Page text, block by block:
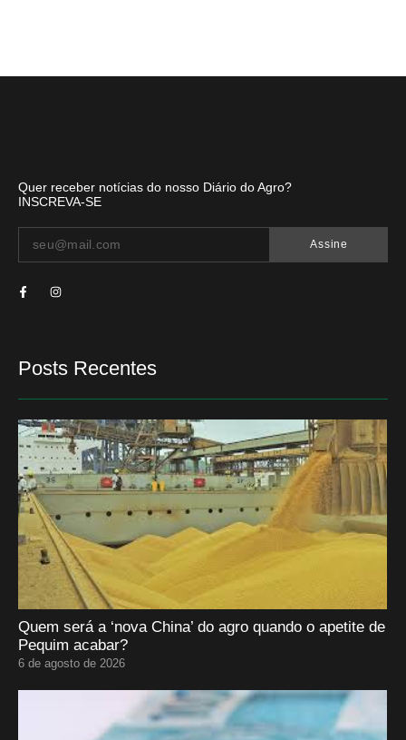
Quer receber notícias do nosso Diário do Agro?
INSCREVA-SE
Assine
Posts Recentes
Quem será a ‘nova China’ do agro quando o apetite de
Pequim acabar?
6 de agosto de 2026